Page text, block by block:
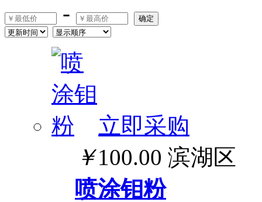
-
确定
立即采购
￥100.00 滨湖区
喷涂钼粉